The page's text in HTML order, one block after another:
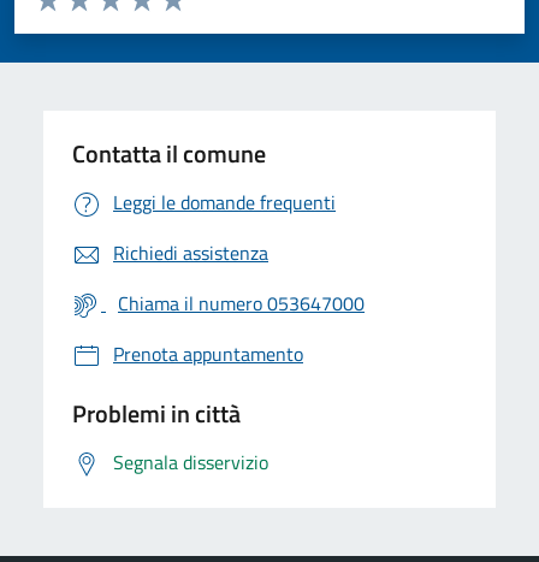
Valuta 5 stelle su 5
Valuta 4 stelle su 5
Valuta 3 stelle su 5
Valuta 2 stelle su 5
Valuta 1 stelle su 5
Contatta il comune
Leggi le domande frequenti
Richiedi assistenza
Chiama il numero 053647000
Prenota appuntamento
Problemi in città
Segnala disservizio